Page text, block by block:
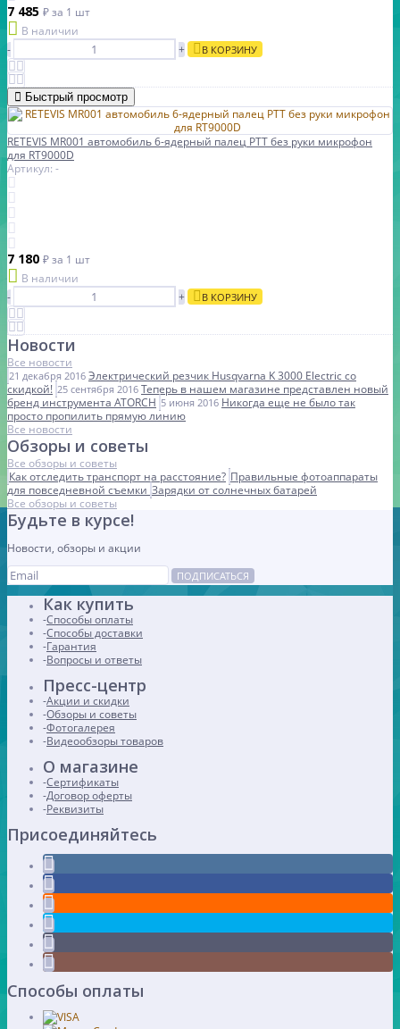
7 485 ₽за 1 шт
В наличии
-
+ В КОРЗИНУ
Быстрый просмотр
RETEVIS MR001 автомобиль 6-ядерный палец PTT без руки микрофон
для RT9000D
Артикул: -
7 180 ₽за 1 шт
В наличии
-
+ В КОРЗИНУ
Новости
Все новости
21 декабря 2016 Электрический резчик Husqvarna K 3000 Electric со
скидкой! 25 сентября 2016 Теперь в нашем магазине представлен новый
бренд инструмента ATORCH 5 июня 2016 Никогда еще не было так
просто пропилить прямую линию
Все новости
Обзоры и советы
Все обзоры и советы
Как отследить транспорт на расстояние? Правильные фотоаппараты
для повседневной съемки Зарядки от солнечных батарей
Все обзоры и советы
Будьте в курсе!
Новости, обзоры и акции
ПОДПИСАТЬСЯ
Как купить
Способы оплаты
Способы доставки
Гарантия
Вопросы и ответы
Пресс-центр
Акции и скидки
Обзоры и советы
Фотогалерея
Видеообзоры товаров
О магазине
Сертификаты
Договор оферты
Реквизиты
Присоединяйтесь
Способы оплаты